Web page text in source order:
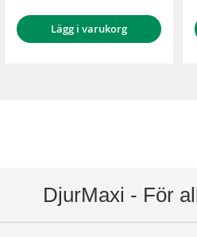
Lägg i varukorg
DjurMaxi - För